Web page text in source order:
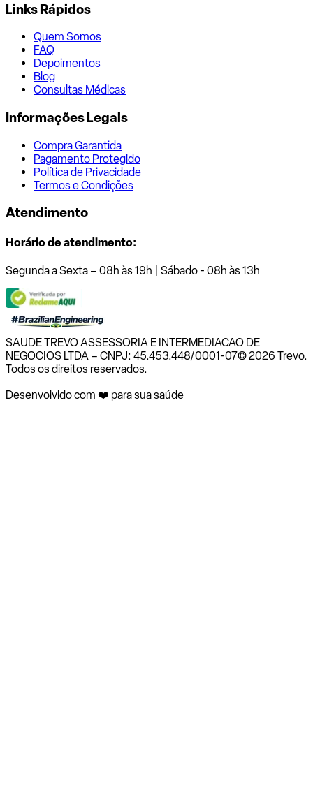
Links Rápidos
Quem Somos
FAQ
Depoimentos
Blog
Consultas Médicas
Informações Legais
Compra Garantida
Pagamento Protegido
Política de Privacidade
Termos e Condições
Atendimento
Horário de atendimento:
Segunda a Sexta – 08h às 19h | Sábado - 08h às 13h
SAUDE TREVO ASSESSORIA E INTERMEDIACAO DE
NEGOCIOS LTDA – CNPJ: 45.453.448/0001-07© 2026 Trevo.
Todos os direitos reservados.
Desenvolvido com ❤️ para sua saúde